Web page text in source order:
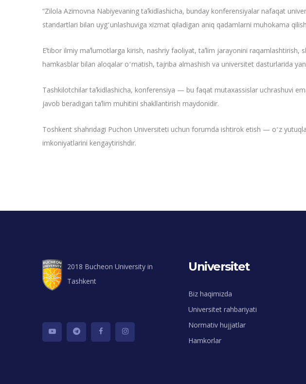
“Zilola Azimovna Nabiyevaning taʼkidlashicha, bunday konferensiyalar nafaqat
standartlari bilan uygʻunlashuviga xizmat qiladigan aniq qadamlarni muhokama
Eʼtibor ilmiy maʼlumotlarga kirish, nashriy faoliyat, taʼlim jarayonini
hamkasblar bilan aloqalar oʻrnatish, tajriba almashish va universitet dasturlarida
Tashkilotchilar taʼkidlashicha, konferensiya — bu faqat mutaxassislar uchrashuvi
javob beradigan taʼlim muhitini shakllantirish maydonidir.
Toshkent shahridagi Puchon Universiteti uchun forumda ishtirok etish — oʻz
imkoniyatlarini kengaytirishdir.
2018 Bucheon University in
Tashkent
Universitet
Biz haqimizda
Universitet rahbariyati
Normativ hujjatlar
Hamkorlar